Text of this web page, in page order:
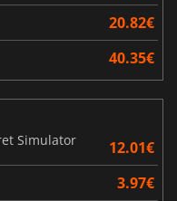
20.82€
40.35€
Simulator
12.01€
3.97€